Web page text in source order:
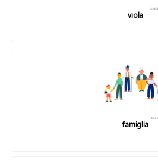
viola
famiglia